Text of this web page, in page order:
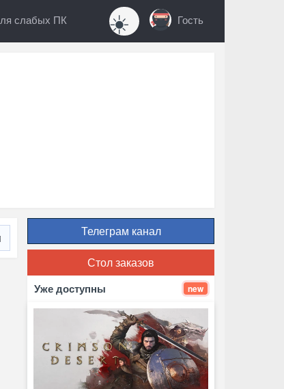
слабых ПК ☀️ Гость
Телеграм канал
Стол заказов
Уже доступны new